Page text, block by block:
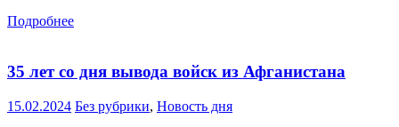
Подробнее
35 лет со дня вывода войск из Афганистана
15.02.2024 Без рубрики, Новость дня